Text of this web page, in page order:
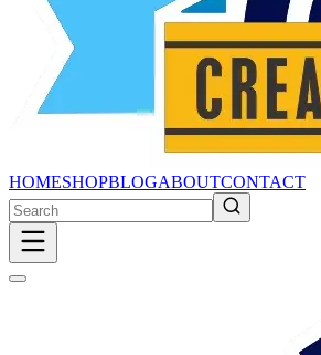
HOMESHOPBLOGABOUTCONTACT